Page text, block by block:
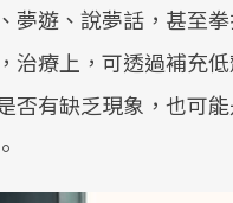
夢遊、說夢話，甚至
療上，可透過補充
有缺乏現象，也可